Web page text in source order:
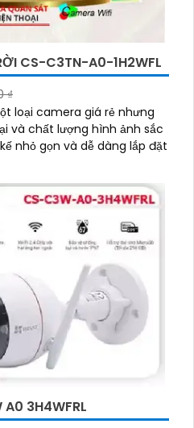
CS-C3TN-A0-1H2WFL
₫
loại camera giá rẻ nhưng
và chất lượng hình ảnh sắc
kế nhỏ gọn và dễ dàng lắp đặt
A0 3H4WFRL